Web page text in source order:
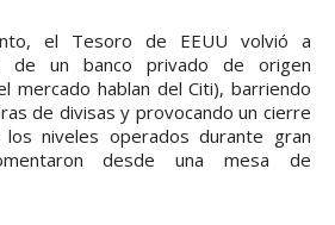
el Tesoro de EEUU volvió a
de un banco privado de origen
mercado hablan del Citi), barriendo
de divisas y provocando un cierre
niveles operados durante gran
desde una mesa de